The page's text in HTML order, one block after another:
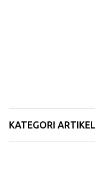
KATEGORI ARTIKEL